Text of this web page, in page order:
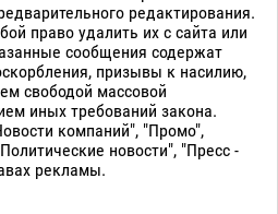
редактирования.
право удалить их с сайта или
сообщения содержат
призывы к насилию,
свободой массовой
иных требований закона.
компаний", "Промо",
новости", "Пресс -
рекламы.